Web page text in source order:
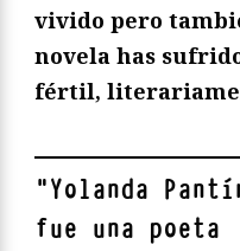
vivido pero
novela has
fértil,
"Yolanda
fue una poeta